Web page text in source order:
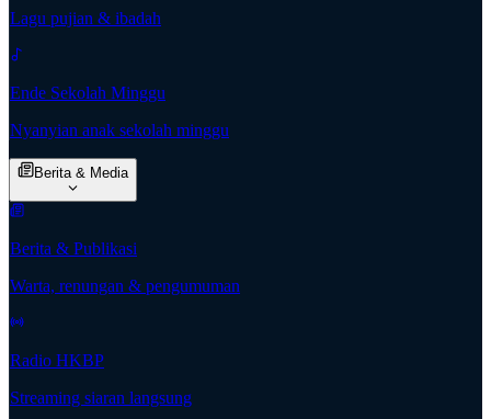
Lagu pujian & ibadah
Ende Sekolah Minggu
Nyanyian anak sekolah minggu
Berita & Media
Berita & Publikasi
Warta, renungan & pengumuman
Radio HKBP
Streaming siaran langsung